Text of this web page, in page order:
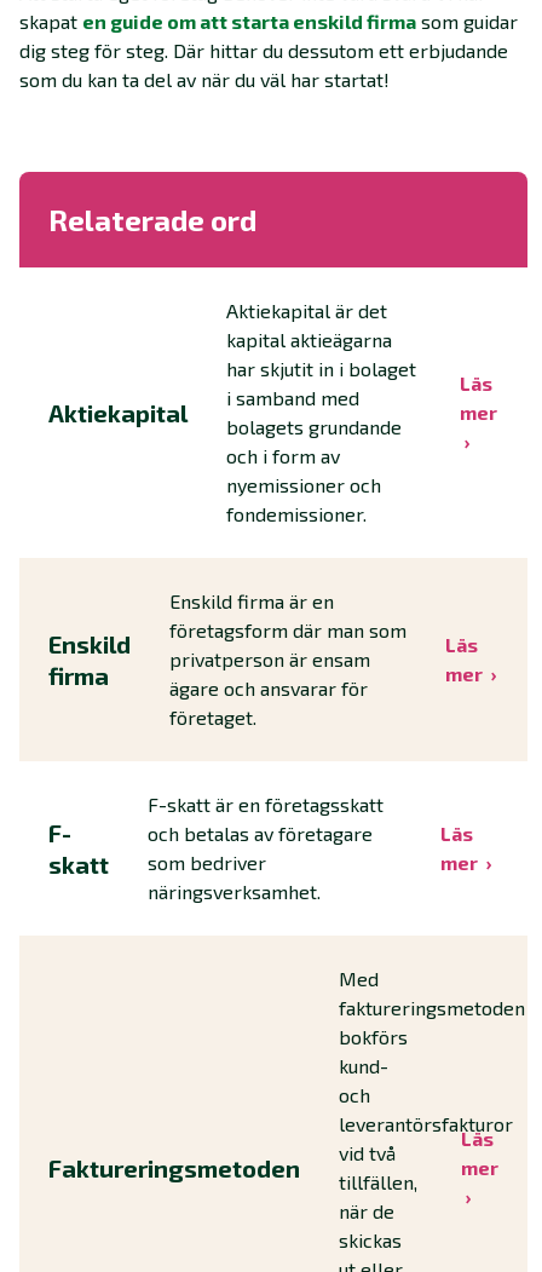
skapat en guide om att starta enskild firma som guidar
dig steg för steg. Där hittar du dessutom ett erbjudande
som du kan ta del av när du väl har startat!
Relaterade ord
Aktiekapital
Aktiekapital är det
kapital aktieägarna
har skjutit in i bolaget
i samband med
bolagets grundande
och i form av
nyemissioner och
fondemissioner.
Läs
mer
Enskild
firma
Enskild firma är en
företagsform där man som
privatperson är ensam
ägare och ansvarar för
företaget.
Läs
mer
F-
skatt
F-skatt är en företagsskatt
och betalas av företagare
som bedriver
näringsverksamhet.
Läs
mer
Faktureringsmetoden
Med
faktureringsmetoden
bokförs
kund-
och
leverantörsfakturor
vid två
tillfällen,
när de
skickas
Läs
mer